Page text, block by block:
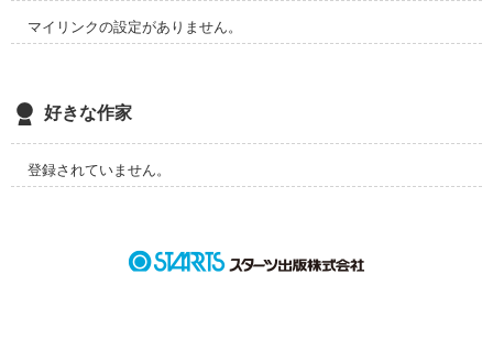
マイリンクの設定がありません。
好きな作家
登録されていません。